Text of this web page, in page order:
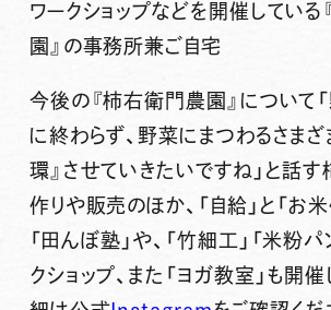
ワークショップなどを開催してい
園』の事務所兼ご自宅
今後の『柿右衛門農園』について
に終わらず、野菜にまつわるさまざ
環』させていきたいですね」と話
作りや販売のほか、 「自給」と「お
「田んぼ塾」や、「竹細工」「米粉パ
クショップ、また「ヨガ教室」も開催